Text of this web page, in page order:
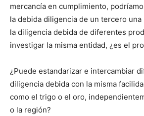
mercancía en cumplimiento,
la debida diligencia de un tercero una
la diligencia debida de diferentes
investigar la misma entidad, ¿es el
¿Puede estandarizar e intercambiar
diligencia debida con la misma
como el trigo o el oro,
o la región?